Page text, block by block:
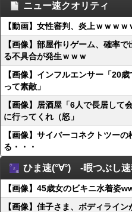
ニュー速クオリティ
【動画】女性審判、炎上ｗｗｗｗ
【画像】部屋作りゲーム、確率
る不具合が発生ｗｗｗ
【画像】インフルエンサー「20
って素敵」
【画像】居酒屋「6人で長居して
に行ってくれ（怒」
【画像】サイバーコネクトツー
る・・・
ひま速(°∀°) -暇つぶし
【画像】45歳女のビキニ水着姿
【画像】佳子さま、ボディライ